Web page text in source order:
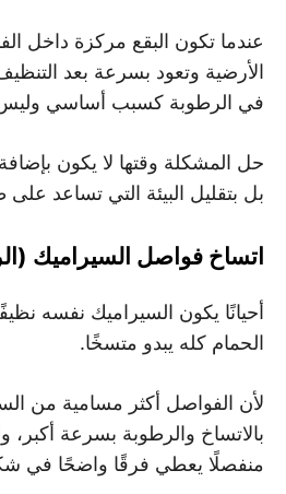
عندما تكون البقع مركزة داخل
الأرضية وتعود بسرعة بعد
في الرطوبة كسبب أساسي
حل المشكلة وقتها لا يكون
بل بتقليل البيئة التي تساعد على
اتساخ فواصل السيراميك
أحيانًا يكون السيراميك نفسه
الحمام كله يبدو متسخًا.
لأن الفواصل أكثر مسامية من
بالاتساخ والرطوبة بسرعة أكبر،
منفصلًا يعطي فرقًا واضحًا في